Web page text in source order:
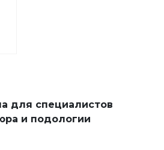
для специалистов
и подологии